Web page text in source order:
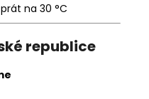
na 30 °C
republice